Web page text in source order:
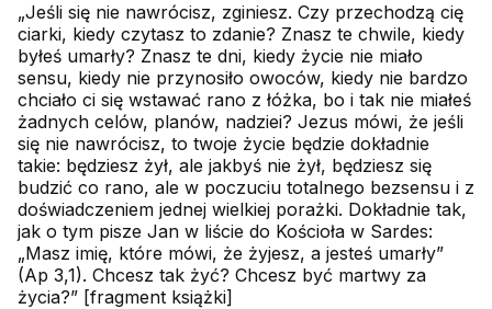
„Jeśli się nie nawrócisz, zginiesz. Czy przechodzą cię
ciarki, kiedy czytasz to zdanie? Znasz te chwile, kiedy
byłeś umarły? Znasz te dni, kiedy życie nie miało
sensu, kiedy nie przynosiło owoców, kiedy nie bardzo
chciało ci się wstawać rano z łóżka, bo i tak nie miałeś
żadnych celów, planów, nadziei? Jezus mówi, że jeśli
się nie nawrócisz, to twoje życie będzie dokładnie
takie: będziesz żył, ale jakbyś nie żył, będziesz się
budzić co rano, ale w poczuciu totalnego bezsensu i z
doświadczeniem jednej wielkiej porażki. Dokładnie tak,
jak o tym pisze Jan w liście do Kościoła w Sardes:
„Masz imię, które mówi, że żyjesz, a jesteś umarły”
(Ap 3,1). Chcesz tak żyć? Chcesz być martwy za
życia?” [fragment książki]